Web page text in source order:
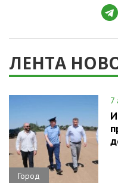
ЛЕНТА
Город
7